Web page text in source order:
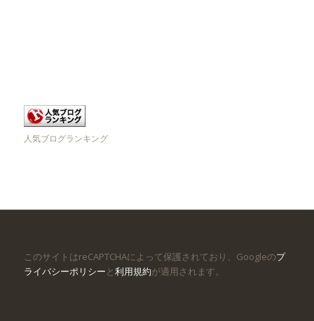
人気ブログランキング
このサイトはreCAPTCHAによって保護されており、Googleのプ
ライバシーポリシーと利用規約が適用されます。